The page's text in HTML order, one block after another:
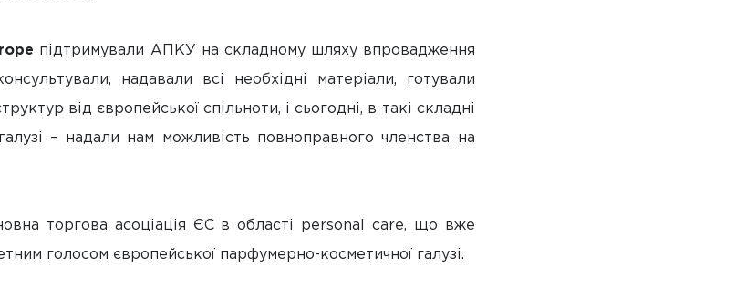
підтримували АПКУ на складному шляху впровадження
надавали всі необхідні матеріали, готували
від європейської спільноти, і сьогодні, в такі складні
– надали нам можливість повноправного членства на
торгова асоціація ЄС в області personal care, що вже
голосом європейської парфумерно-косметичної галузі.